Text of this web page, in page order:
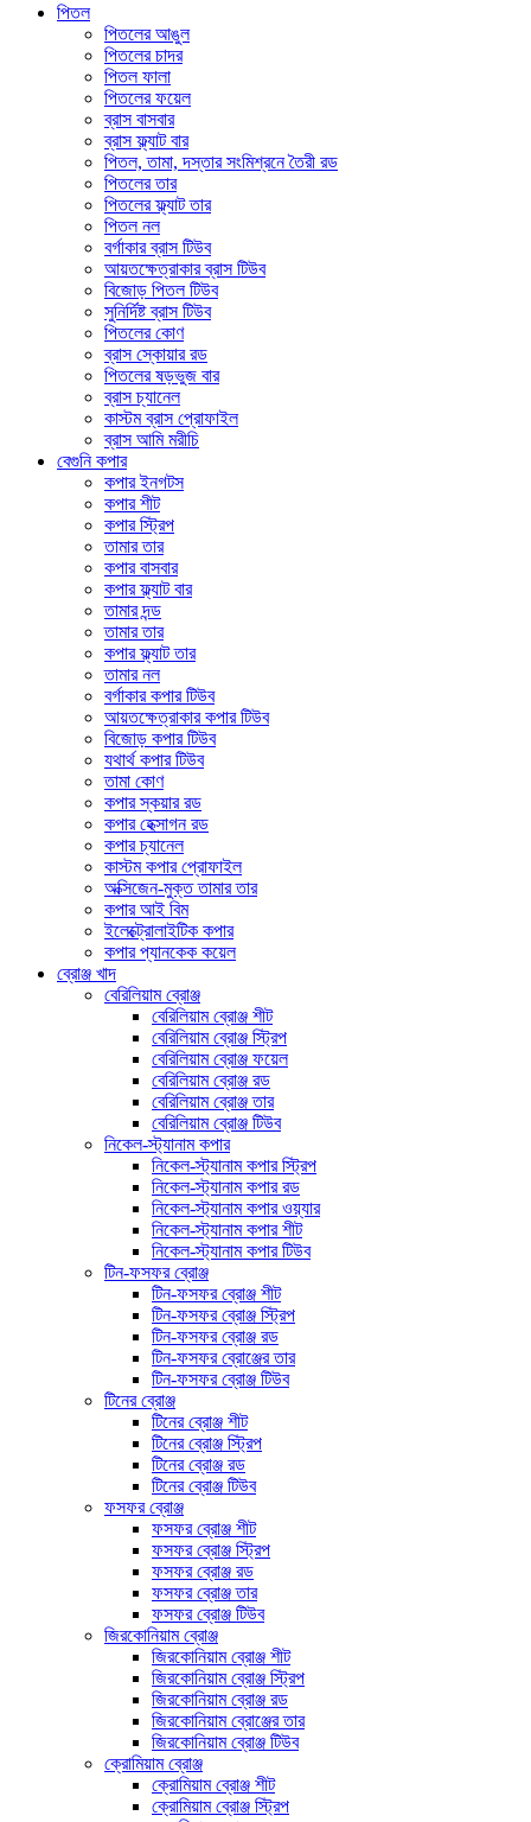
পিতল
পিতলের আঙুল
পিতলের চাদর
পিতল ফালা
পিতলের ফয়েল
ব্রাস বাসবার
ব্রাস ফ্ল্যাট বার
পিতল, তামা, দস্তার সংমিশ্রনে তৈরী রড
পিতলের তার
পিতলের ফ্ল্যাট তার
পিতল নল
বর্গাকার ব্রাস টিউব
আয়তক্ষেত্রাকার ব্রাস টিউব
বিজোড় পিতল টিউব
সুনির্দিষ্ট ব্রাস টিউব
পিতলের কোণ
ব্রাস স্কোয়ার রড
পিতলের ষড়ভুজ বার
ব্রাস চ্যানেল
কাস্টম ব্রাস প্রোফাইল
ব্রাস আমি মরীচি
বেগুনি কপার
কপার ইনগটস
কপার শীট
কপার স্ট্রিপ
তামার তার
কপার বাসবার
কপার ফ্ল্যাট বার
তামার দন্ড
তামার তার
কপার ফ্ল্যাট তার
তামার নল
বর্গাকার কপার টিউব
আয়তক্ষেত্রাকার কপার টিউব
বিজোড় কপার টিউব
যথার্থ কপার টিউব
তামা কোণ
কপার স্কয়ার রড
কপার হেক্সাগন রড
কপার চ্যানেল
কাস্টম কপার প্রোফাইল
অক্সিজেন-মুক্ত তামার তার
কপার আই বিম
ইলেক্ট্রোলাইটিক কপার
কপার প্যানকেক কয়েল
ব্রোঞ্জ খাদ
বেরিলিয়াম ব্রোঞ্জ
বেরিলিয়াম ব্রোঞ্জ শীট
বেরিলিয়াম ব্রোঞ্জ স্ট্রিপ
বেরিলিয়াম ব্রোঞ্জ ফয়েল
বেরিলিয়াম ব্রোঞ্জ রড
বেরিলিয়াম ব্রোঞ্জ তার
বেরিলিয়াম ব্রোঞ্জ টিউব
নিকেল-স্ট্যানাম কপার
নিকেল-স্ট্যানাম কপার স্ট্রিপ
নিকেল-স্ট্যানাম কপার রড
নিকেল-স্ট্যানাম কপার ওয়্যার
নিকেল-স্ট্যানাম কপার শীট
নিকেল-স্ট্যানাম কপার টিউব
টিন-ফসফর ব্রোঞ্জ
টিন-ফসফর ব্রোঞ্জ শীট
টিন-ফসফর ব্রোঞ্জ স্ট্রিপ
টিন-ফসফর ব্রোঞ্জ রড
টিন-ফসফর ব্রোঞ্জের তার
টিন-ফসফর ব্রোঞ্জ টিউব
টিনের ব্রোঞ্জ
টিনের ব্রোঞ্জ শীট
টিনের ব্রোঞ্জ স্ট্রিপ
টিনের ব্রোঞ্জ রড
টিনের ব্রোঞ্জ টিউব
ফসফর ব্রোঞ্জ
ফসফর ব্রোঞ্জ শীট
ফসফর ব্রোঞ্জ স্ট্রিপ
ফসফর ব্রোঞ্জ রড
ফসফর ব্রোঞ্জ তার
ফসফর ব্রোঞ্জ টিউব
জিরকোনিয়াম ব্রোঞ্জ
জিরকোনিয়াম ব্রোঞ্জ শীট
জিরকোনিয়াম ব্রোঞ্জ স্ট্রিপ
জিরকোনিয়াম ব্রোঞ্জ রড
জিরকোনিয়াম ব্রোঞ্জের তার
জিরকোনিয়াম ব্রোঞ্জ টিউব
ক্রোমিয়াম ব্রোঞ্জ
ক্রোমিয়াম ব্রোঞ্জ শীট
ক্রোমিয়াম ব্রোঞ্জ স্ট্রিপ